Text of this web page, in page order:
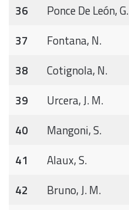
36
Ponce De León, G.
37
Fontana, N.
38
Cotignola, N.
39
Urcera, J. M.
40
Mangoni, S.
41
Alaux, S.
42
Bruno, J. M.